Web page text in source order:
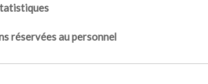
réservées au personnel